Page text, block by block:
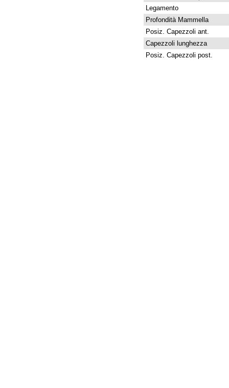
Legamento
Profondità Mammella
Posiz. Capezzoli ant.
Capezzoli lunghezza
Posiz. Capezzoli post.